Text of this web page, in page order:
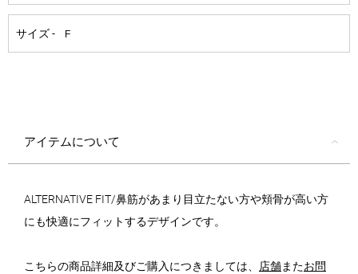
アイテムについて
ALTERNATIVE FIT/鼻筋があまり目立たない方や頬骨が高い方
にも快適にフィットするデザインです。
こちらの商品詳細及びご購入につきましては、 店舗またお問